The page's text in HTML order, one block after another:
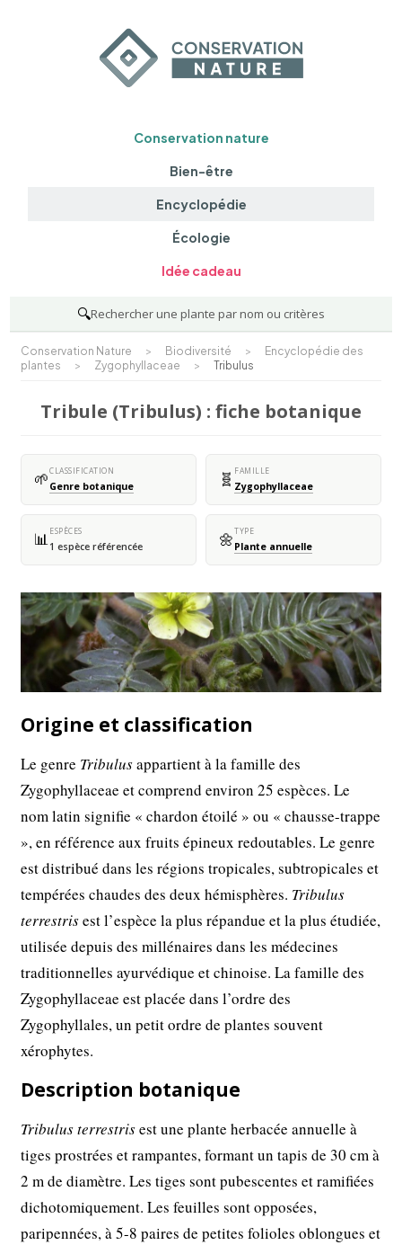
Conservation nature
Bien-être
Encyclopédie
Écologie
Idée cadeau
🔍Rechercher une plante par nom ou critères
Conservation Nature > Biodiversité >
Encyclopédie des
plantes
> Zygophyllaceae > Tribulus
Tribule (Tribulus) : fiche botanique
🌱CLASSIFICATION
Genre botanique 🧬 FAMILLE
Zygophyllaceae
📊ESPÈCES
1 espèce référencée 🌼TYPE
Plante annuelle
Origine et classification
Le genre Tribulusappartient à la famille des
Zygophyllaceae et comprend environ 25 espèces. Le
nom latin signifie « chardon étoilé » ou « chausse-trappe
», en référence aux fruits épineux redoutables. Le genre
est distribué dans les régions tropicales, subtropicales et
tempérées chaudes des deux hémisphères. Tribulus
terrestrisest l’espèce la plus répandue et la plus étudiée,
utilisée depuis des millénaires dans les médecines
traditionnelles ayurvédique et chinoise. La famille des
Zygophyllaceae est placée dans l’ordre des
Zygophyllales, un petit ordre de plantes souvent
xérophytes.
Description botanique
Tribulus terrestrisest une plante herbacée annuelle à
tiges prostrées et rampantes, formant un tapis de 30 cm à
2 m de diamètre. Les tiges sont pubescentes et ramifiées
dichotomiquement. Les feuilles sont opposées,
paripennées, à 5-8 paires de petites folioles oblongues et